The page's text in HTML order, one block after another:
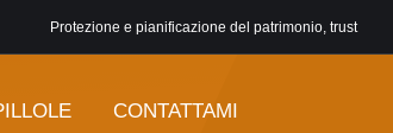
Protezione e pianificazione del patrimonio, trust
CONTATTAMI